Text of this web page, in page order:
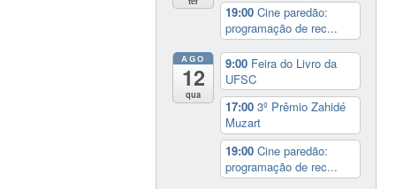
19:00Cine paredão:
programação de rec...
AGO
12
qua
9:00 Feira do Livro da
UFSC
17:003º Prêmio Zahidé
Muzart
19:00Cine paredão:
programação de rec...